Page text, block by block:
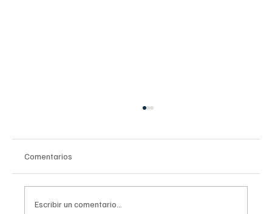
Comentarios
Escribir un comentario...